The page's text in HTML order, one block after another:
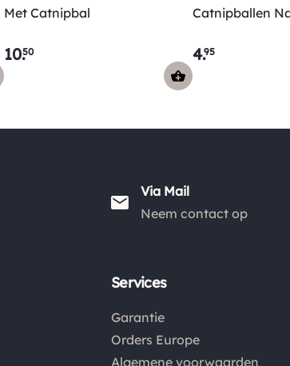
Met Catnipbal
10.50
Catnipballen
4.95
Via Mail
Neem contact op
Services
Garantie
Orders Europe
Algemene voorwaarden